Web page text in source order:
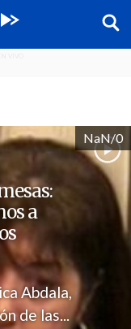
NaN/0
a
Abdala,
de las...